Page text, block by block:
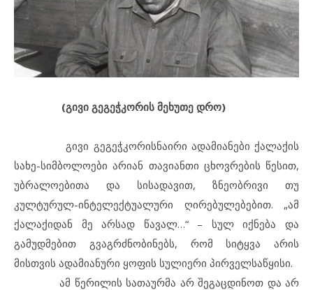
(გივი გეგეჭკორის მეხუთე დრო)
გივი გეგეჭკორისნაირი ადამიანები ქალაქის
სახე-სიმბოლოები არიან თავიანთი ცხოვრების წესით,
უბრალოებითა და სისადავით, ზნეობრივი თუ
კულტურულ-ინტელექტუალური ღირებულებებით. „ამ
ქალაქიდან მე არსად წავალ…“ – სულ იქნება და
გამუდმებით გვაგრძნობინებს, რომ სიტყვა არის
მისთვის ადამიანური ყოფის სულიერი პირველსაწყისი.
ამ წერილის სათაურმა არ შეგაცდინოთ და არ